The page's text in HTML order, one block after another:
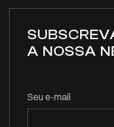
A NOSSA
Seu e-mail